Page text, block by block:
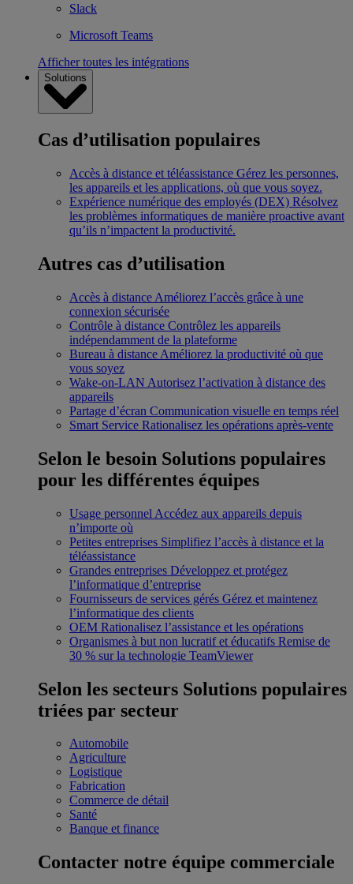
Slack
Microsoft Teams
Afficher toutes les intégrations
Solutions
Cas d’utilisation populaires
Accès à distance et téléassistance Gérez les personnes,
les appareils et les applications, où que vous soyez.
Expérience numérique des employés (DEX) Résolvez
les problèmes informatiques de manière proactive avant
qu’ils n’impactent la productivité.
Autres cas d’utilisation
Accès à distance Améliorez l’accès grâce à une
connexion sécurisée
Contrôle à distance Contrôlez les appareils
indépendamment de la plateforme
Bureau à distance Améliorez la productivité où que
vous soyez
Wake-on-LAN Autorisez l’activation à distance des
appareils
Partage d’écran Communication visuelle en temps réel
Smart Service Rationalisez les opérations après-vente
Selon le besoin Solutions populaires
pour les différentes équipes
Usage personnel Accédez aux appareils depuis
n’importe où
Petites entreprises Simplifiez l’accès à distance et la
téléassistance
Grandes entreprises Développez et protégez
l’informatique d’entreprise
Fournisseurs de services gérés Gérez et maintenez
l’informatique des clients
OEM Rationalisez l’assistance et les opérations
Organismes à but non lucratif et éducatifs Remise de
30 % sur la technologie TeamViewer
Selon les secteurs Solutions populaires
triées par secteur
Automobile
Agriculture
Logistique
Fabrication
Commerce de détail
Santé
Banque et finance
Contacter notre équipe commerciale